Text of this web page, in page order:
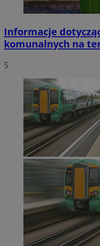
Informacje
komunalnych na
5